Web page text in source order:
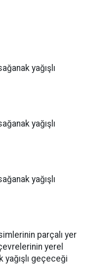
yağışlı
yağışlı
yağışlı
parçalı yer
yerel
geçeceği